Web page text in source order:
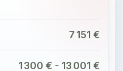
7 151 €
1 300 € - 13 001 €